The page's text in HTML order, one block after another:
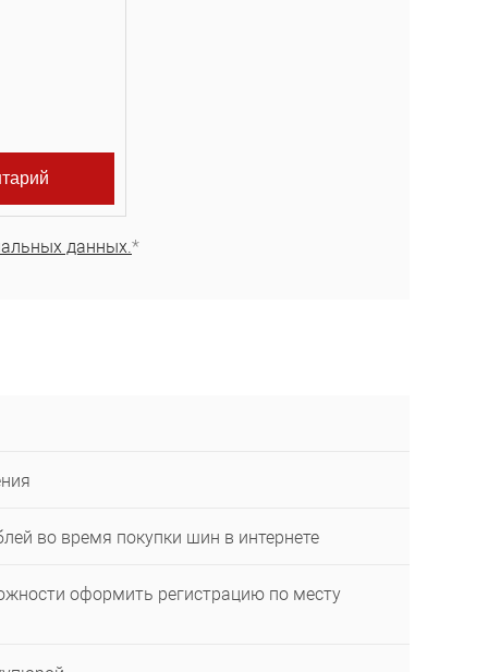
данных.*
во время покупки шин в интернете
оформить регистрацию по месту